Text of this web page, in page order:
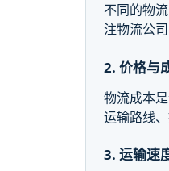
不同的物
注物流公
2. 价格与
物流成本
运输路线
3. 运输速